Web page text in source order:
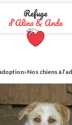
Refuge
d'Alina & Anda
»Nos chiens à